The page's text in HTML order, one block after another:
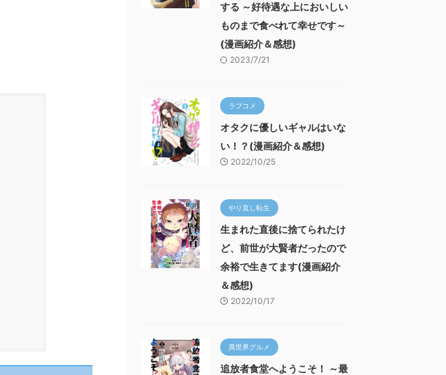
する ～好待遇な上においしい
ものまで食べれて幸せです～
(漫画紹介＆感想)
2023/7/21
ラブコメ
オタクに優しいギャルはいな
い！？(漫画紹介＆感想)
2022/10/25
やり直し転生
生まれた直後に捨てられたけ
ど、前世が大賢者だったので
余裕で生きてます(漫画紹介
＆感想)
2022/10/17
異世界グルメ
追放者食堂へようこそ！ ～最